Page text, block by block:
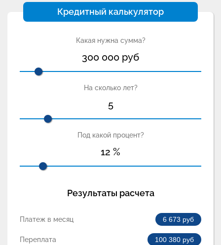
Кредитный калькулятор
Какая нужна сумма?
300 000 руб
На сколько лет?
5
Под какой процент?
12 %
Результаты расчета
Платеж в месяц 6 673 руб
Переплата 100 380 руб